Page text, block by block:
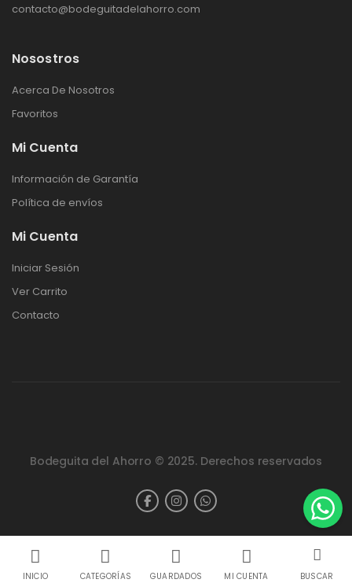
contacto@bodeguitadelahorro.com
Nosostros
Acerca De Nosotros
Favoritos
Mi Cuenta
Información de Garantía
Política de envíos
Mi Cuenta
Iniciar Sesión
Ver Carrito
Contacto
Bodeguita del Ahorro © 2025. Derechos reservados
INICIO CATEGORÍAS GUARDADOS MI CUENTA BUSCAR